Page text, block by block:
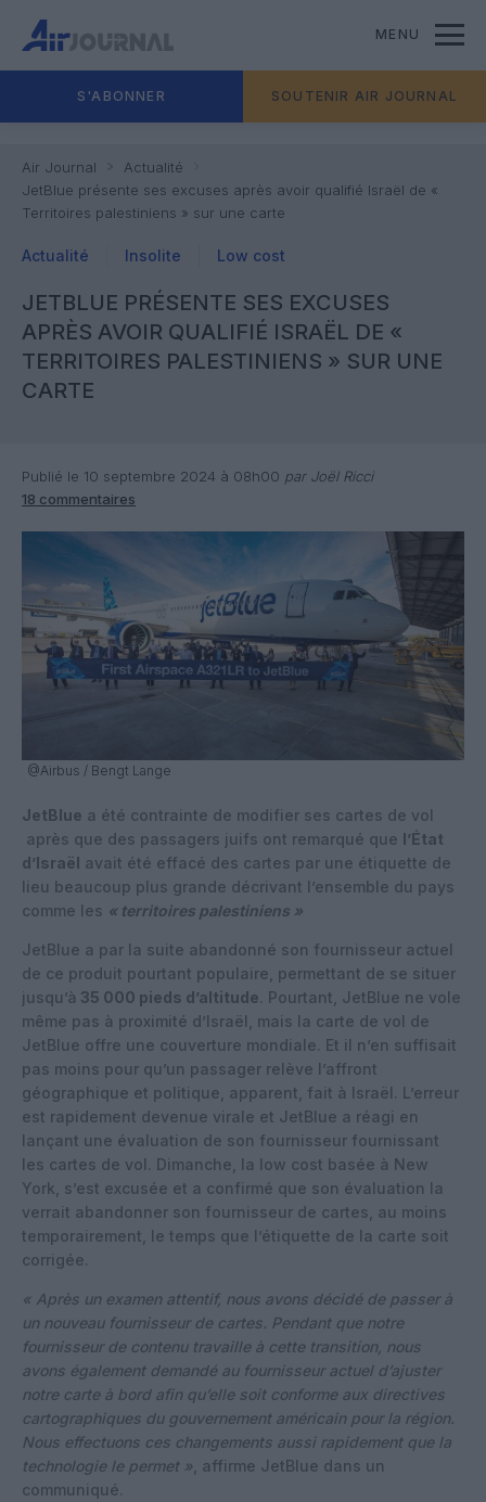
MENU
S'ABONNER SOUTENIR AIR JOURNAL
Air Journal
Actualité
JetBlue présente ses excuses après avoir qualifié Israël de «
Territoires palestiniens » sur une carte
Actualité Insolite Low cost
JETBLUE PRÉSENTE SES EXCUSES
APRÈS AVOIR QUALIFIÉ ISRAËL DE «
TERRITOIRES PALESTINIENS » SUR UNE
CARTE
Publié le 10 septembre 2024 à 08h00 par Joël Ricci
18 commentaires
@Airbus / Bengt Lange
JetBlue a été contrainte de modifier ses cartes de vol
après que des passagers juifs ont remarqué que l’État
d’Israël avait été effacé des cartes par une étiquette de
lieu beaucoup plus grande décrivant l’ensemble du pays
comme les « territoires palestiniens »
JetBlue a par la suite abandonné son fournisseur actuel
de ce produit pourtant populaire, permettant de se situer
jusqu’à 35 000 pieds d’altitude. Pourtant, JetBlue ne vole
même pas à proximité d’Israël, mais la carte de vol de
JetBlue offre une couverture mondiale. Et il n’en suffisait
pas moins pour qu’un passager relève l’affront
géographique et politique, apparent, fait à Israël. L’erreur
est rapidement devenue virale et JetBlue a réagi en
lançant une évaluation de son fournisseur fournissant
les cartes de vol. Dimanche, la low cost basée à New
York, s’est excusée et a confirmé que son évaluation la
verrait abandonner son fournisseur de cartes, au moins
temporairement, le temps que l’étiquette de la carte soit
corrigée.
« Après un examen attentif, nous avons décidé de passer à
un nouveau fournisseur de cartes. Pendant que notre
fournisseur de contenu travaille à cette transition, nous
avons également demandé au fournisseur actuel d’ajuster
notre carte à bord afin qu’elle soit conforme aux directives
cartographiques du gouvernement américain pour la région.
Nous effectuons ces changements aussi rapidement que la
technologie le permet » , affirme JetBlue dans un
communiqué.